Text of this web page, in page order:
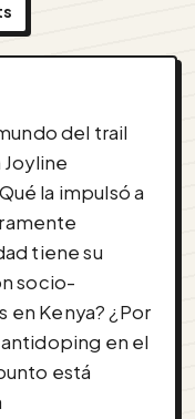
del trail
la impulsó a
tiene su
socio-
Kenya? ¿Por
en el
está